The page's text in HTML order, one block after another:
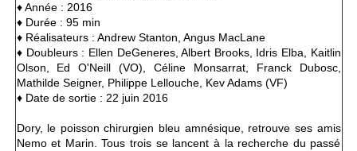
♦ Année : 2016
♦ Durée : 95 min
♦ Réalisateurs : Andrew Stanton, Angus MacLane
♦ Doubleurs : Ellen DeGeneres, Albert Brooks, Idris Elba, Kaitlin
Olson, Ed O'Neill (VO), Céline Monsarrat, Franck Dubosc,
Mathilde Seigner, Philippe Lellouche, Kev Adams (VF)
♦ Date de sortie : 22 juin 2016
Dory, le poisson chirurgien bleu amnésique, retrouve ses amis
Nemo et Marin. Tous trois se lancent à la recherche du passé